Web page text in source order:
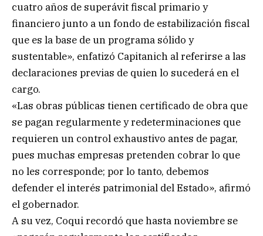
cuatro años de superávit fiscal primario y
financiero junto a un fondo de estabilización fiscal
que es la base de un programa sólido y
sustentable», enfatizó Capitanich al referirse a las
declaraciones previas de quien lo sucederá en el
cargo.
«Las obras públicas tienen certificado de obra que
se pagan regularmente y redeterminaciones que
requieren un control exhaustivo antes de pagar,
pues muchas empresas pretenden cobrar lo que
no les corresponde; por lo tanto, debemos
defender el interés patrimonial del Estado», afirmó
el gobernador.
A su vez, Coqui recordó que hasta noviembre se